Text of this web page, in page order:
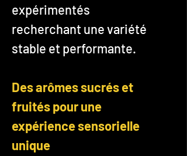
expérimentés
recherchant une variété
stable et performante.
Des arômes sucrés et
fruités pour une
expérience sensorielle
unique